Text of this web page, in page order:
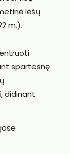
lėšų
m.).
spartesnę
didinant